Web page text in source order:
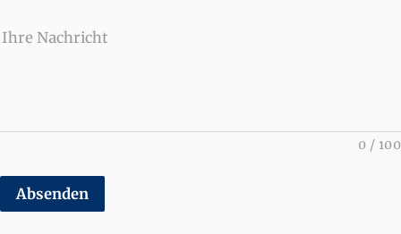
Ihre Nachricht
0 / 100
Absenden